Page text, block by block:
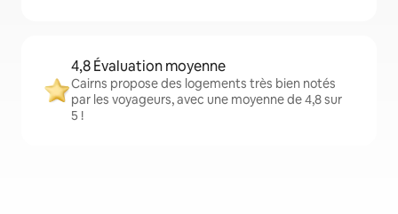
4,8 Évaluation moyenne
Cairns propose des logements très bien notés
par les voyageurs, avec une moyenne de 4,8 sur
5 !